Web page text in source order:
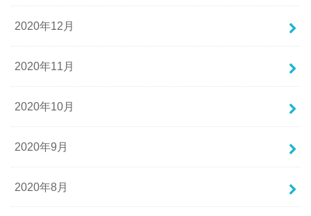
2020年12月
2020年11月
2020年10月
2020年9月
2020年8月